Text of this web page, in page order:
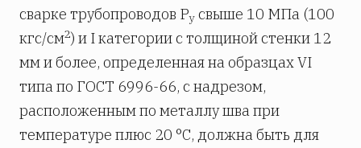
сварке трубопроводов Рy свыше 10 МПа (100
кгс/см2) и I категории с толщиной стенки 12
мм и более, определенная на образцах VI
типа по ГОСТ 6996-66, с надрезом,
расположенным по металлу шва при
температуре плюс 20 °С, должна быть для